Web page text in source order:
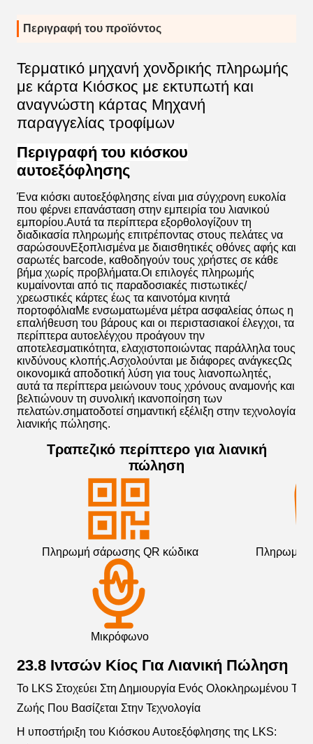
Περιγραφή του προϊόντος
Τερματικό μηχανή χονδρικής πληρωμής
με κάρτα Κιόσκος με εκτυπωτή και
αναγνώστη κάρτας Μηχανή
παραγγελίας τροφίμων
Περιγραφή του κιόσκου
αυτοεξόφλησης
Ένα κιόσκι αυτοεξόφλησης είναι μια σύγχρονη ευκολία
που φέρνει επανάσταση στην εμπειρία του λιανικού
εμπορίου.Αυτά τα περίπτερα εξορθολογίζουν τη
διαδικασία πληρωμής επιτρέποντας στους πελάτες να
σαρώσουνΕξοπλισμένα με διαισθητικές οθόνες αφής και
σαρωτές barcode, καθοδηγούν τους χρήστες σε κάθε
βήμα χωρίς προβλήματα.Οι επιλογές πληρωμής
κυμαίνονται από τις παραδοσιακές πιστωτικές/
χρεωστικές κάρτες έως τα καινοτόμα κινητά
πορτοφόλιαΜε ενσωματωμένα μέτρα ασφαλείας όπως η
επαλήθευση του βάρους και οι περιστασιακοί έλεγχοι, τα
περίπτερα αυτοελέγχου προάγουν την
αποτελεσματικότητα, ελαχιστοποιώντας παράλληλα τους
κινδύνους κλοπής.Ασχολούνται με διάφορες ανάγκεςΩς
οικονομικά αποδοτική λύση για τους λιανοπωλητές,
αυτά τα περίπτερα μειώνουν τους χρόνους αναμονής και
βελτιώνουν τη συνολική ικανοποίηση των
πελατών.σηματοδοτεί σημαντική εξέλιξη στην τεχνολογία
λιανικής πώλησης.
Τραπεζικό περίπτερο για λιανική
πώληση
Πληρωμή σάρωσης QR κώδικα Πληρωμή
Μικρόφωνο
23.8 Ιντσών Κίος Για Λιανική Πώληση
Το LKS Στοχεύει Στη Δημιουργία Ενός Ολοκληρωμένου
Ζωής Που Βασίζεται Στην Τεχνολογία
Η υποστήριξη του Κιόσκου Αυτοεξόφλησης της LKS: